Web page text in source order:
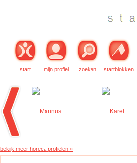
start mijn profiel zoeken startblokken
bekijk meer horeca profielen »